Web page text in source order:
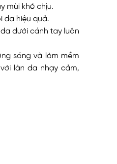
mùi khó chịu.
da hiệu quả.
dưới cánh tay luôn
sáng và làm mềm
làn da nhạy cảm,